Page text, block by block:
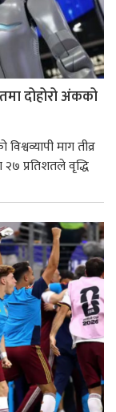
दोहोरो अंकको
माग तीव्र
प्रतिशतले वृद्धि